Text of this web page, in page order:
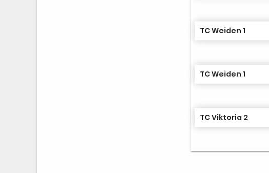
TC Weiden 1
TC Weiden 1
TC Viktoria 2